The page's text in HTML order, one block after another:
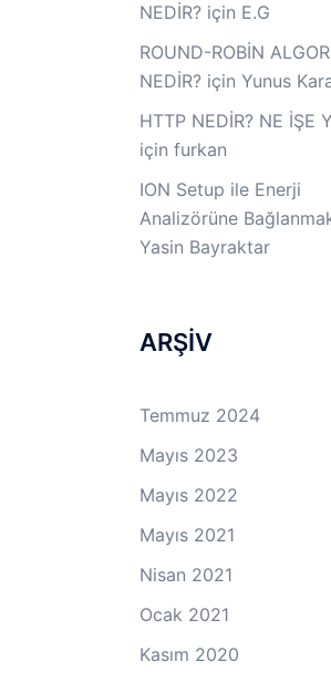
NEDİR?için E.G
ROUND-ROBİN
NEDİR?için Yunus
HTTP NEDİR? NE İŞE
için furkan
ION Setup ile Enerji
Analizörüne
Yasin Bayraktar
ARŞİV
Temmuz 2024
Mayıs 2023
Mayıs 2022
Mayıs 2021
Nisan 2021
Ocak 2021
Kasım 2020